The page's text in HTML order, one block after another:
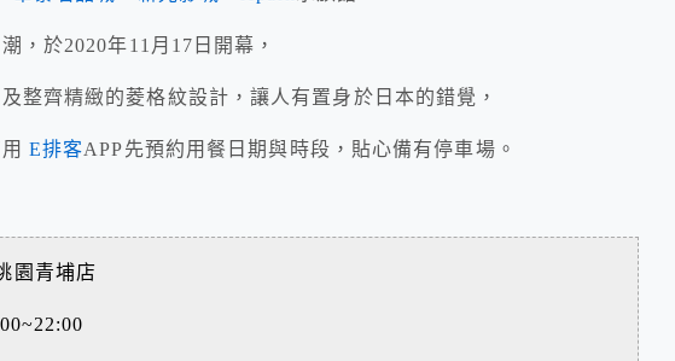
，於2020年11月17日開幕，
整齊精緻的菱格紋設計，讓人有置身於日本的錯覺，
E排客APP先預約用餐日期與時段，貼心備有停車場。
園青埔店